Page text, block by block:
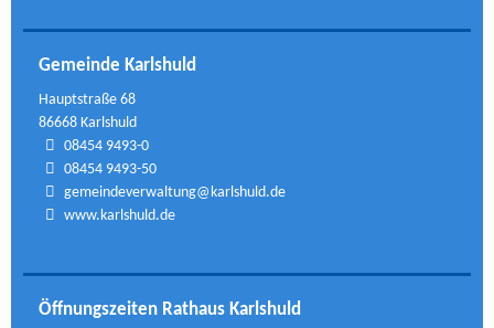
Gemeinde Karlshuld
Hauptstraße 68
86668 Karlshuld
08454 9493-0
08454 9493-50
gemeindeverwaltung@karlshuld.de
www.karlshuld.de
Öffnungszeiten Rathaus Karlshuld